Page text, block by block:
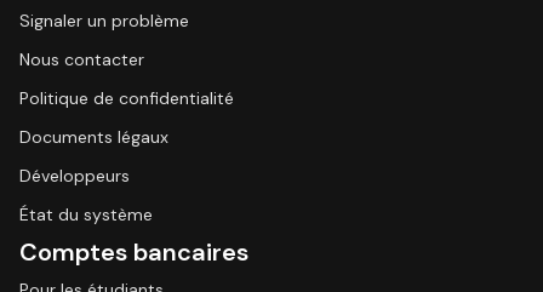
Signaler un problème
Nous contacter
Politique de confidentialité
Documents légaux
Développeurs
État du système
Comptes bancaires